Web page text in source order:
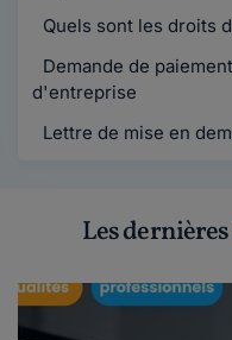
Quels sont les droits
Demande de
d'entreprise
Lettre de mise en
Les dernières